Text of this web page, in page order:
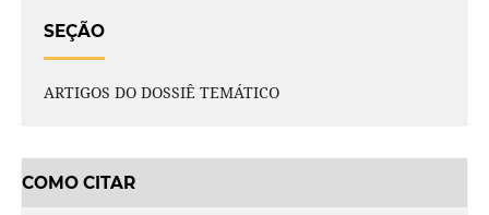
SEÇÃO
ARTIGOS DO DOSSIÊ TEMÁTICO
COMO CITAR